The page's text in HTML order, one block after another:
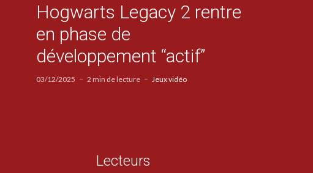
Hogwarts Legacy 2 rentre
en phase de
développement “actif”
03/12/2025 2 min de lecture Jeux vidéo
Lecteurs